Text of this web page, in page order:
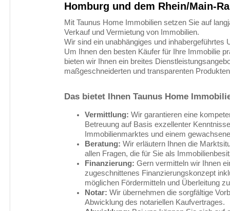
Homburg und dem Rhein/Main-
Mit Taunus Home Immobilien setzen Sie auf
Verkauf und Vermietung von Immobilien.
Wir sind ein unabhängiges und inhabergeführtes
Um Ihnen den besten Käufer für Ihre Immobilie
bieten wir Ihnen ein breites
maßgeschneiderten und transparenten
Das bietet Ihnen Taunus Home
Vermittlung: Wir garantieren eine
Betreuung auf Basis exzellenter
Immobilienmarktes und einem
Beratung: Wir erläutern Ihnen die
allen Fragen, die für Sie als
Finanzierung: Gern vermitteln wir Ihnen
zugeschnittenes Finanzierungskonzept
möglichen Fördermitteln und Überleitung
Notar: Wir übernehmen die sorgfältige
Abwicklung des notariellen Kaufvertrages.